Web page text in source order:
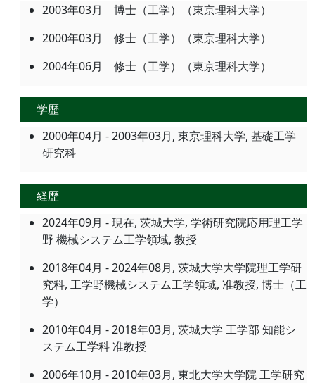
2003年03月 博士（工学）（東京理科大学）
2000年03月 修士（工学）（東京理科大学）
2004年06月 修士（工学）（東京理科大学）
学歴
2000年04月 - 2003年03月, 東京理科大学, 基礎工学
研究科
経歴
2024年09月 - 現在, 茨城大学, 学術研究院応用理工学
野 機械システム工学領域, 教授
2018年04月 - 2024年08月, 茨城大学大学院理工学研
究科, 工学野機械システム工学領域, 准教授, 博士（工
学）
2010年04月 - 2018年03月, 茨城大学 工学部 知能シ
ステム工学科 准教授
2006年10月 - 2010年03月, 東北大学大学院 工学研究